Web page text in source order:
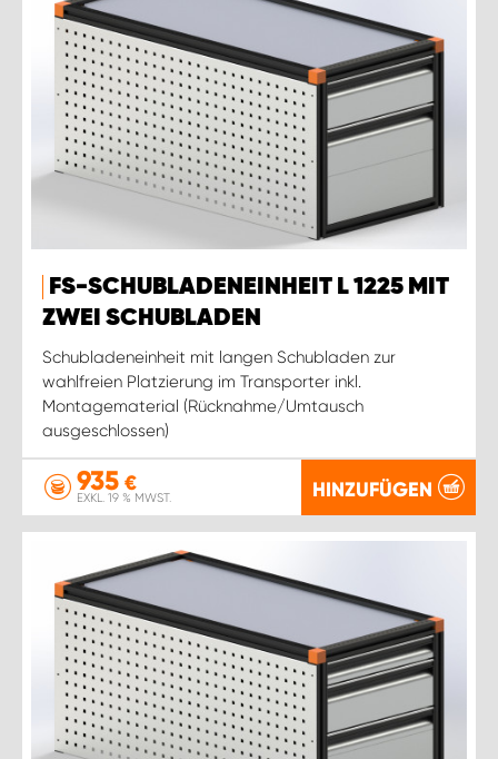
FS-SCHUBLADENEINHEIT L 1225 MIT
ZWEI SCHUBLADEN
Schubladeneinheit mit langen Schubladen zur
wahlfreien Platzierung im Transporter inkl.
Montagematerial (Rücknahme/Umtausch
ausgeschlossen)
935 €
EXKL. 19 % MWST. HINZUFÜGEN